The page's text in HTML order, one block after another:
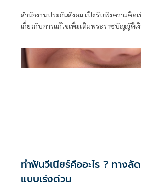
สำนักงานประกันสังคม เปิดรับฟังความคิด
เกี่ยวกับการแก้ไขเพิ่มเติมพระราชบัญญัติ
สอดคล้องกับสภาพเศรษฐกิจและสังคมที่เ
เปิดโอกาสให้ทุกภาคส่วนร่วมเสนอความคิด
ปรับปรุงกฎหมายมีความเหมาะสม เป็นธร
ทำฟันวีเนียร์คืออะไร ? ทาง
แบบเร่งด่วน